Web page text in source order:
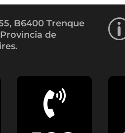
B6400 Trenque
de
